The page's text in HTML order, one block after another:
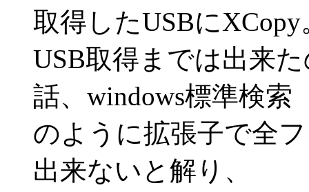
取得したUSBに
USB取得までは出来
話、windows標準検索
のように拡張子で全
出来ないと解り、